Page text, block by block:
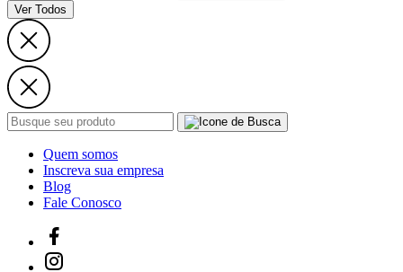
Ver Todos
Quem somos
Inscreva sua empresa
Blog
Fale Conosco